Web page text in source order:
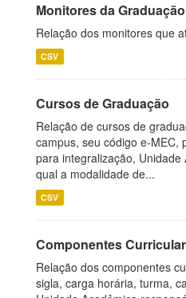
Monitores da Graduação
Relação dos monitores que
CSV
Cursos de Graduação
Relação de cursos de
campus, seu código e-MEC,
para integralização,
qual a modalidade de...
CSV
Componentes
Relação dos componentes
sigla, carga horária, turma,